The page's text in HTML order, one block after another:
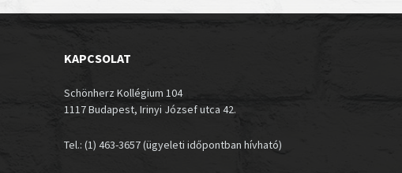
KAPCSOLAT
Schönherz Kollégium 104
1117 Budapest, Irinyi József utca 42.
Tel.: (1) 463-3657 (ügyeleti időpontban hívható)